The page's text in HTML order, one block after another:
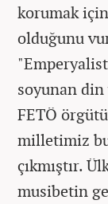
korumak
olduğunu
soyunan
FETÖ
milletimiz
çıkmıştır.
musibetin